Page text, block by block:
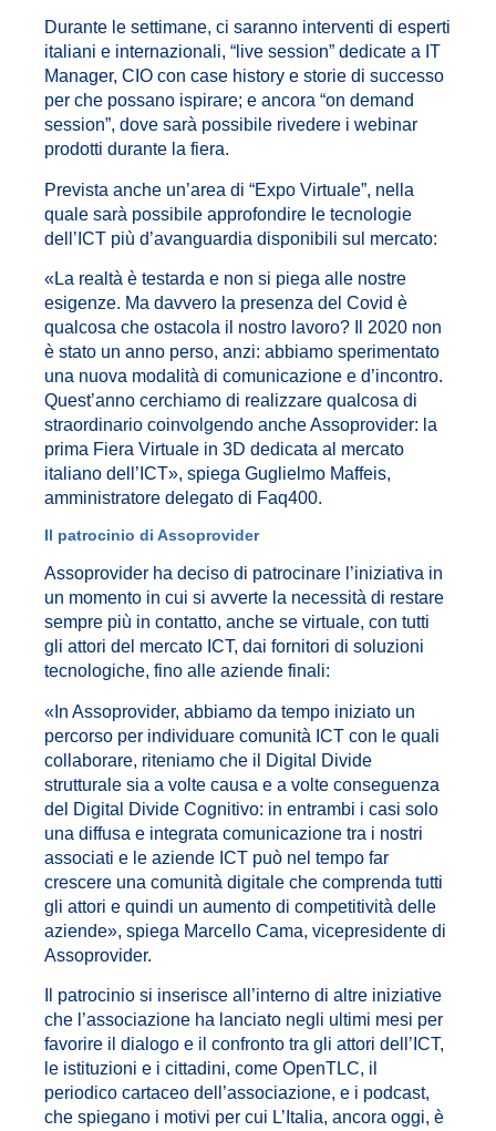
Durante le settimane, ci saranno interventi di esperti
italiani e internazionali, “live session” dedicate a IT
Manager, CIO con case history e storie di successo
per che possano ispirare; e ancora “on demand
session”, dove sarà possibile rivedere i webinar
prodotti durante la fiera.
Prevista anche un’area di “Expo Virtuale”, nella
quale sarà possibile approfondire le tecnologie
dell’ICT più d’avanguardia disponibili sul mercato:
«La realtà è testarda e non si piega alle nostre
esigenze. Ma davvero la presenza del Covid è
qualcosa che ostacola il nostro lavoro? Il 2020 non
è stato un anno perso, anzi: abbiamo sperimentato
una nuova modalità di comunicazione e d’incontro.
Quest’anno cerchiamo di realizzare qualcosa di
straordinario coinvolgendo anche Assoprovider: la
prima Fiera Virtuale in 3D dedicata al mercato
italiano dell’ICT», spiega Guglielmo Maffeis,
amministratore delegato di Faq400.
Il patrocinio di Assoprovider
Assoprovider ha deciso di patrocinare l’iniziativa in
un momento in cui si avverte la necessità di restare
sempre più in contatto, anche se virtuale, con tutti
gli attori del mercato ICT, dai fornitori di soluzioni
tecnologiche, fino alle aziende finali:
«In Assoprovider, abbiamo da tempo iniziato un
percorso per individuare comunità ICT con le quali
collaborare, riteniamo che il Digital Divide
strutturale sia a volte causa e a volte conseguenza
del Digital Divide Cognitivo: in entrambi i casi solo
una diffusa e integrata comunicazione tra i nostri
associati e le aziende ICT può nel tempo far
crescere una comunità digitale che comprenda tutti
gli attori e quindi un aumento di competitività delle
aziende», spiega Marcello Cama, vicepresidente di
Assoprovider.
Il patrocinio si inserisce all’interno di altre iniziative
che l’associazione ha lanciato negli ultimi mesi per
favorire il dialogo e il confronto tra gli attori dell’ICT,
le istituzioni e i cittadini, come OpenTLC, il
periodico cartaceo dell’associazione, e i podcast,
che spiegano i motivi per cui L’Italia, ancora oggi, è